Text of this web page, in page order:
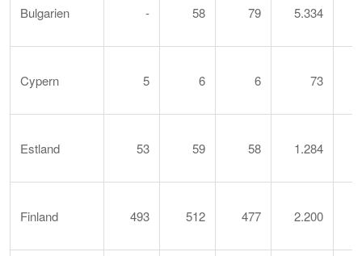
Bulgarien - 58 79 5.334
Cypern 5 6 6 73
Estland 53 59 58 1.284
Finland 493 512 477 2.200